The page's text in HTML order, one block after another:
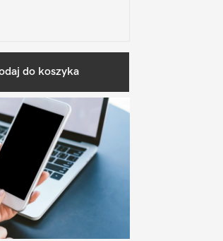
do koszyka